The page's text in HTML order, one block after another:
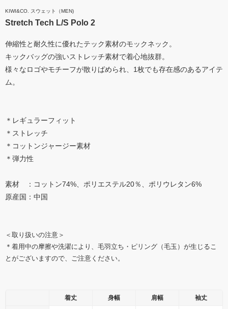
KIWI&CO. スウェット（MEN)
Stretch Tech L/S Polo 2
伸縮性と耐久性に優れたテック素材のモックネック。
キックバッグの強いストレッチ素材で着心地抜群。
様々なロゴやモチーフが散りばめられ、1枚でも存在感のあるアイテ
ム。
＊レギュラーフィット
＊ストレッチ
＊コットンジャージー素材
＊弾力性
素材 ：コットン74%、ポリエステル20％、ポリウレタン6%
原産国：中国
＜取り扱いの注意＞
＊着用中の摩擦や洗濯により、毛羽立ち・ピリング（毛玉）が生じるこ
とがございますので、ご注意ください。
着丈 身幅 肩幅 袖丈